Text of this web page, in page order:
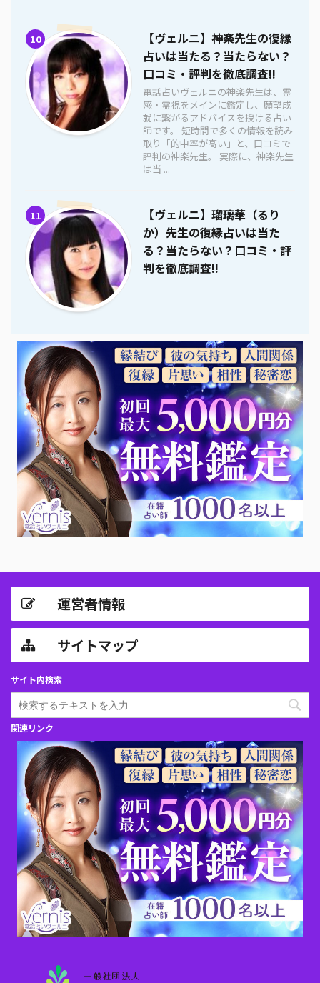
10
【ヴェルニ】神楽先生の復縁
占いは当たる？当たらない？
口コミ・評判を徹底調査!!
電話占いヴェルニの神楽先生は、霊
感・霊視をメインに鑑定し、願望成
就に繋がるアドバイスを授ける占い
師です。 短時間で多くの情報を読み
取り「的中率が高い」と、口コミで
評判の神楽先生。 実際に、神楽先生
は当 ...
11
【ヴェルニ】瑠璃華（るり
か）先生の復縁占いは当た
る？当たらない？口コミ・評
判を徹底調査!!
運営者情報
サイトマップ
サイト内検索
関連リンク